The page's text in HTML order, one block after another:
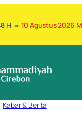
H ⇔ 10 Agustus 2026 M
Kabar & Berita